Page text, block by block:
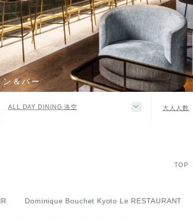
ン＆バー
ALL DAY DINING 洛空 大人人数
TOP
Dominique Bouchet Kyoto Le RESTAURANT